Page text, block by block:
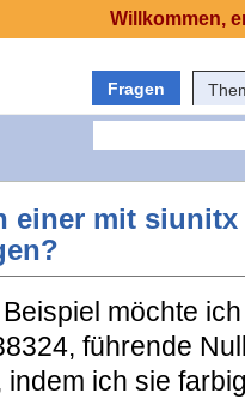
Fragen
einer mit
möchte
führende
indem ich sie
Willkommen,